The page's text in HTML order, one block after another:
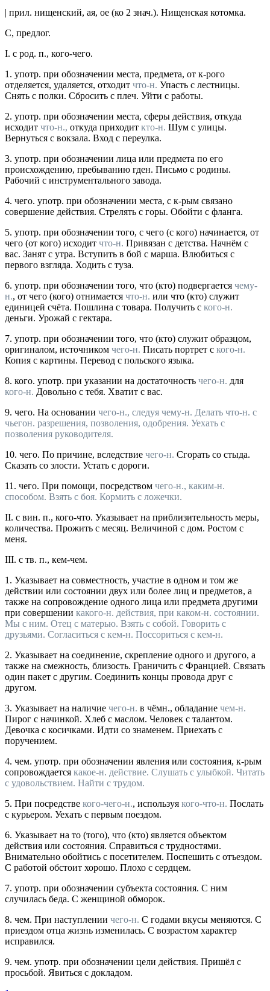
| прил. нищенский, ая, ое (ко 2 знач.). Нищенская котомка.
С, предлог.
I. с род. п., кого-чего.
1. употр. при обозначении места, предмета, от к-рого
отделяется, удаляется, отходит что-н. Упасть с лестницы.
Снять с полки. Сбросить с плеч. Уйти с работы.
2. употр. при обозначении места, сферы действия, откуда
исходит что-н., откуда приходит кто-н. Шум с улицы.
Вернуться с вокзала. Вход с переулка.
3. употр. при обозначении лица или предмета по его
происхождению, пребыванию гден. Письмо с родины.
Рабочий с инструментального завода.
4. чего. употр. при обозначении места, с к-рым связано
совершение действия. Стрелять с горы. Обойти с фланга.
5. употр. при обозначении того, с чего (с кого) начинается, от
чего (от кого) исходит что-н. Привязан с детства. Начнём с
вас. Занят с утра. Вступить в бой с марша. Влюбиться с
первого взгляда. Ходить с туза.
6. употр. при обозначении того, что (кто) подвергается чему-
н., от чего (кого) отнимается что-н. или что (кто) служит
единицей счёта. Пошлина с товара. Получить с кого-н.
деньги. Урожай с гектара.
7. употр. при обозначении того, что (кто) служит образцом,
оригиналом, источником чего-н. Писать портрет с кого-н.
Копия с картины. Перевод с польского языка.
8. кого. употр. при указании на достаточность чего-н. для
кого-н. Довольно с тебя. Хватит с вас.
9. чего. На основании чего-н., следуя чему-н. Делать что-н. с
чьегон. разрешения, позволения, одобрения. Уехать с
позволения руководителя.
10. чего. По причине, вследствие чего-н. Сгорать со стыда.
Сказать со злости. Устать с дороги.
11. чего. При помощи, посредством чего-н., каким-н.
способом. Взять с боя. Кормить с ложечки.
II. с вин. п., кого-что. Указывает на приблизительность меры,
количества. Прожить с месяц. Величиной с дом. Ростом с
меня.
III. с тв. п., кем-чем.
1. Указывает на совместность, участие в одном и том же
действии или состоянии двух или более лиц и предметов, а
также на сопровождение одного лица или предмета другими
при совершении какого-н. действия, при каком-н. состоянии.
Мы с ним. Отец с матерью. Взять с собой. Говорить с
друзьями. Согласиться с кем-н. Поссориться с кем-н.
2. Указывает на соединение, скрепление одного и другого, а
также на смежность, близость. Граничить с Францией. Связать
один пакет с другим. Соединить концы провода друг с
другом.
3. Указывает на наличие чего-н. в чёмн., обладание чем-н.
Пирог с начинкой. Хлеб с маслом. Человек с талантом.
Девочка с косичками. Идти со знаменем. Приехать с
поручением.
4. чем. употр. при обозначении явления или состояния, к-рым
сопровождается какое-н. действие. Слушать с улыбкой. Читать
с удовольствием. Найти с трудом.
5. При посредстве кого-чего-н., используя кого-что-н. Послать
с курьером. Уехать с первым поездом.
6. Указывает на то (того), что (кто) является объектом
действия или состояния. Справиться с трудностями.
Внимательно обойтись с посетителем. Поспешить с отъездом.
С работой обстоит хорошо. Плохо с сердцем.
7. употр. при обозначении субъекта состояния. С ним
случилась беда. С женщиной обморок.
8. чем. При наступлении чего-н. С годами вкусы меняются. С
приездом отца жизнь изменилась. С возрастом характер
исправился.
9. чем. употр. при обозначении цели действия. Пришёл с
просьбой. Явиться с докладом.